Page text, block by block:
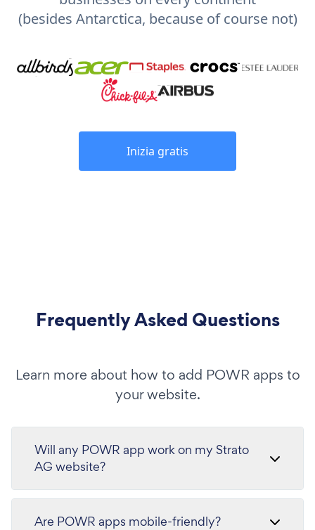
(besides Antarctica, because of course not)
Inizia gratis
Frequently Asked Questions
Learn more about how to add POWR apps to
your website.
Will any POWR app work on my Strato
AG website?
Are POWR apps mobile-friendly?